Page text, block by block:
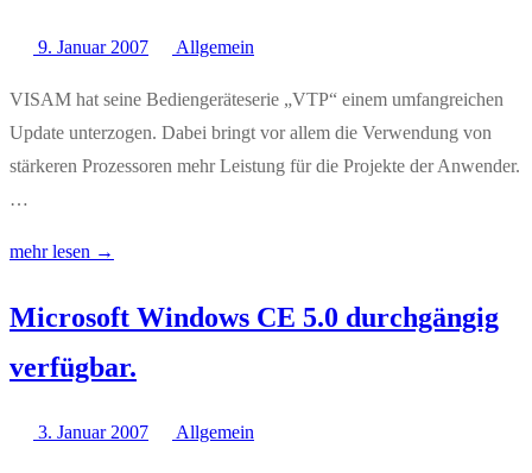
9. Januar 2007 Allgemein
VISAM hat seine Bediengeräteserie „VTP“ einem umfangreichen
Update unterzogen. Dabei bringt vor allem die Verwendung von
stärkeren Prozessoren mehr Leistung für die Projekte der Anwender.
…
mehr lesen →
Microsoft Windows CE 5.0 durchgängig
verfügbar.
3. Januar 2007 Allgemein